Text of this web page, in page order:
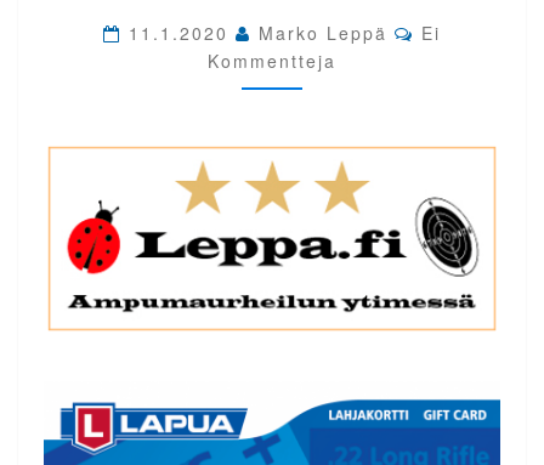
LAURI
JA
ALEKSI
INKA
JA
EMMI
HYRKÄS
ULOS
11.1.2020 Marko Leppä Comments
Ei
Kommentteja